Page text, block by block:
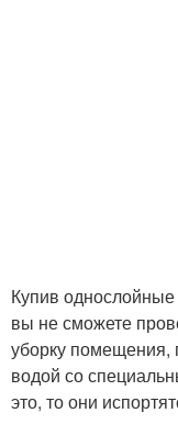
Купив
вы не сможете
уборку помещения,
водой со
это, то они